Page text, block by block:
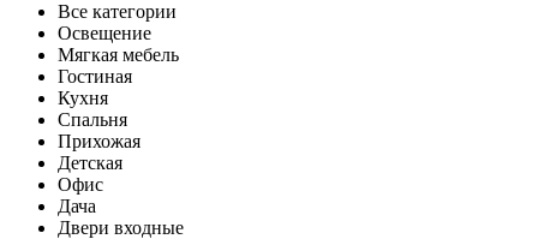
Все категории
Освещение
Мягкая мебель
Гостиная
Кухня
Спальня
Прихожая
Детская
Офис
Дача
Двери входные